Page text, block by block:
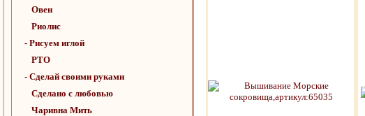
Овен
Риолис
- Рисуем иглой
РТО
- Сделай своими руками
Сделано с любовью
Чаривна Мить